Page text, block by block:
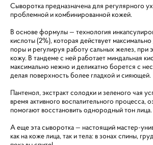
Сыворотка предназначена для регулярного
проблемной и комбинированной кожей.
В основе формулы — технология
кислоты (2%), которая действует
поры и регулируя работу сальных желез, при
кожу. В тандеме с ней работает миндальная
максимально нежно и деликатно борется с
делая поверхность более гладкой и сияющей.
Пантенол, экстракт солодки и зеленого чая
время активного воспалительного процесса,
помогают восстановить однородный тон лица.
А еще эта сыворотка — настоящий мастер-
как на коже лица, так и тела: в зонах спины,